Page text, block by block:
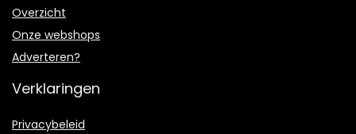
Overzicht
Onze webshops
Adverteren?
Verklaringen
Privacybeleid